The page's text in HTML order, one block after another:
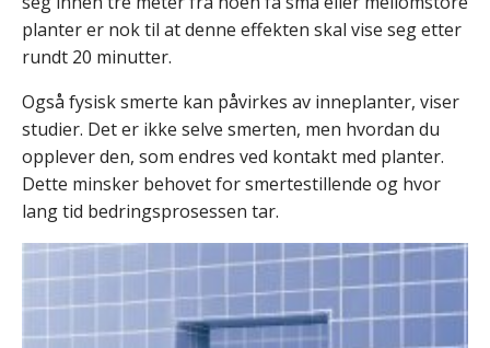
planter er nok til at denne effekten skal vise seg etter
rundt 20 minutter.
Også fysisk smerte kan påvirkes av inneplanter, viser
studier. Det er ikke selve smerten, men hvordan du
opplever den, som endres ved kontakt med planter.
Dette minsker behovet for smertestillende og hvor
lang tid bedringsprosessen tar.